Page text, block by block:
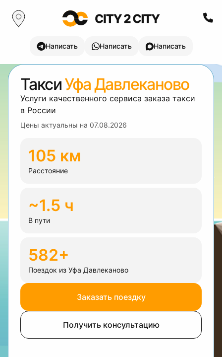
Написать Написать Написать
ТаксиУфа Давлеканово
Услуги качественного сервиса заказа такси
в России
Цены актуальны на 07.08.2026
105 км
Расстояние
~1.5 ч
В пути
582+
Поездок из Уфа Давлеканово
Заказать поездку
Получить консультацию